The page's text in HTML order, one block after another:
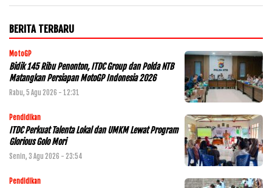
BERITA TERBARU
MotoGP
Bidik 145 Ribu Penonton, ITDC Group dan Polda NTB
Matangkan Persiapan MotoGP Indonesia 2026
Rabu, 5 Agu 2026 - 12:31
Pendidikan
ITDC Perkuat Talenta Lokal dan UMKM Lewat Program
Glorious Golo Mori
Senin, 3 Agu 2026 - 23:54
Pendidikan